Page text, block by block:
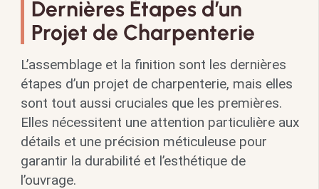
Dernières Étapes d’un
Projet de Charpenterie
L’assemblage et la finition sont les dernières
étapes d’un projet de charpenterie, mais elles
sont tout aussi cruciales que les premières.
Elles nécessitent une attention particulière aux
détails et une précision méticuleuse pour
garantir la durabilité et l’esthétique de
l’ouvrage.